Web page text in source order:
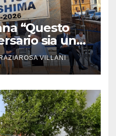
“Questo
sia un
VILLANI